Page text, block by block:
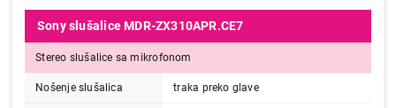
Sony slušalice MDR-ZX310APR.CE7
Stereo slušalice sa mikrofonom
Nošenje slušalica traka preko glave